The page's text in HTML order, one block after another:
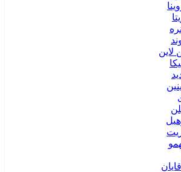
لاین